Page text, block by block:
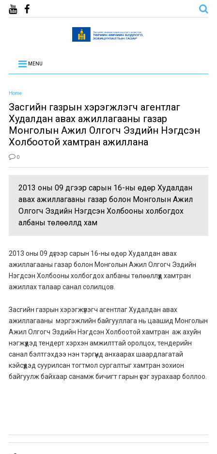
MENU
Home
Засгийн газрын хэрэгжүүлэгч агентлаг
Худалдан авах ажиллагааны газар
Монголын Ажил Олгогч Эздийн Нэгдсэн
Холбоотой хамтран ажиллана
0
2013 оны 09 дүгээр сарын 16-ны өдөр Худалдан
авах ажиллагааны газар болон Монголын Ажил
Олгогч Эздийн Нэгдсэн Холбооны холбогдох
албаны төлөөллүүд хам
2013 оны 09 дүгээр сарын 16-ны өдөр Худалдан авах
ажиллагааны газар болон Монголын Ажил Олгогч Эздийн
Нэгдсэн Холбооны холбогдох албаны төлөөллүүд хамтран
ажиллах талаар санал солилцов.
Засгийн газрын хэрэгжүүлэгч агентлаг Худалдан авах
ажиллагааны мэргэжлийн байгууллага нь цаашид Монголын
Ажил Олгогч Эздийн Нэгдсэн Холбоотой хамтран аж ахуйн
нэгжүүдэд тендерт хэрхэн амжилттай оролцох, тендерийн
санал бэлтгэхдээ нэн тэргүүнд анхаарах шаардлагатай
кэйсүүдэд суурилсан тогтмол сургалтыг хамтран зохион
байгуулж байхаар санамж бичигт гарын үсэг зурахаар боллоо.